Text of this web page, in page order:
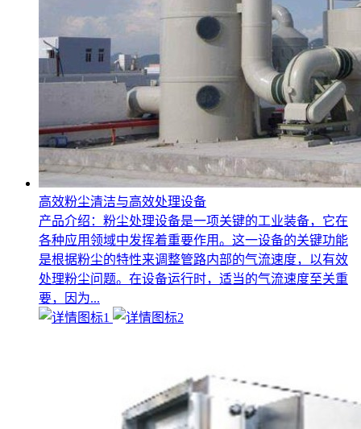
高效粉尘清洁与高效处理设备
产品介绍：粉尘处理设备是一项关键的工业装备，它在
各种应用领域中发挥着重要作用。这一设备的关键功能
是根据粉尘的特性来调整管路内部的气流速度，以有效
处理粉尘问题。在设备运行时，适当的气流速度至关重
要，因为...